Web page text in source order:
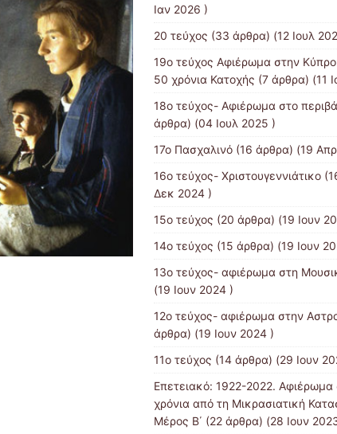
Ιαν 2026 )
20 τεύχος (33 άρθρα) (12 Ιουλ
19o τεύχος Αφιέρωμα στην
50 χρόνια Κατοχής (7 άρθρα) (11
18ο τεύχος- Αφιέρωμα στο
άρθρα) (04 Ιουλ 2025 )
17ο Πασχαλινό(16 άρθρα) (19
16ο τεύχος- Χριστουγεννιάτικο
Δεκ 2024 )
15ο τεύχος (20 άρθρα) (19 Ιουν
14ο τεύχος (15 άρθρα) (19 Ιουν
13o τεύχος- αφιέρωμα στη
(19 Ιουν 2024 )
12o τεύχος- αφιέρωμα στην
άρθρα) (19 Ιουν 2024 )
11ο τεύχος (14 άρθρα) (29 Ιουν
Επετειακό: 1922-2022. Αφιέρωμα
χρόνια από τη Μικρασιατική
Μέρος B΄ (22 άρθρα) (28 Ιουν